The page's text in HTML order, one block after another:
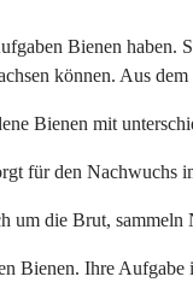
Bienen haben.
können. Aus
Bienen mit
für den Nachwuchs
um die Brut, sammeln
Bienen. Ihre Aufgabe